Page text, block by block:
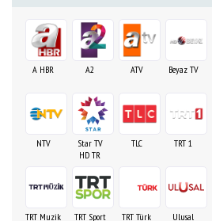
A HBR A2 ATV Beyaz TV
NTV
Star TV
HD TR
TLC TRT 1
TRT Muzik TRT Sport TRT Türk Ulusal